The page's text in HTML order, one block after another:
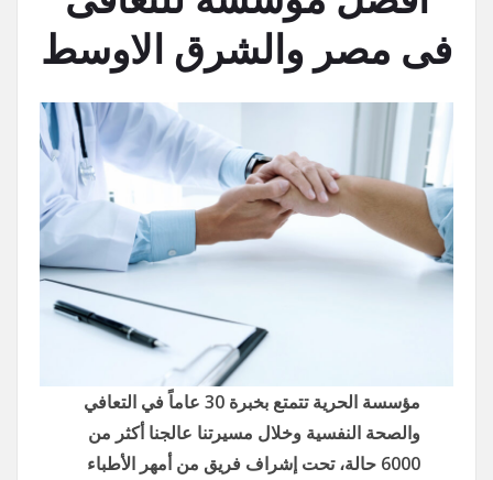
فى مصر والشرق الاوسط
مؤسسة الحرية تتمتع بخبرة 30 عاماً في التعافي
والصحة النفسية وخلال مسيرتنا عالجنا أكثر من
6000 حالة، تحت إشراف فريق من أمهر الأطباء